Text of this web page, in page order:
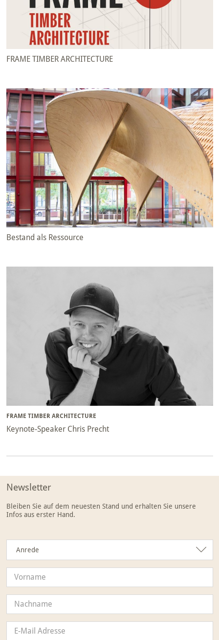
FRAME TIMBER ARCHITECTURE
Bestand als Ressource
FRAME TIMBER ARCHITECTURE
Keynote-Speaker Chris Precht
Newsletter
Bleiben Sie auf dem neuesten Stand und erhalten Sie unsere
Infos aus erster Hand.
Anrede